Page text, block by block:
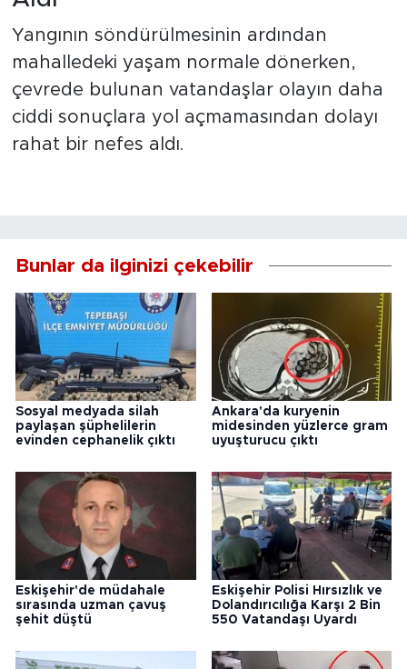
Yangının söndürülmesinin ardından
mahalledeki yaşam normale dönerken,
çevrede bulunan vatandaşlar olayın daha
ciddi sonuçlara yol açmamasından dolayı
rahat bir nefes aldı.
Bunlar da ilginizi çekebilir
Sosyal medyada silah
paylaşan şüphelilerin
evinden cephanelik çıktı
Ankara'da kuryenin
midesinden yüzlerce gram
uyuşturucu çıktı
Eskişehir'de müdahale
sırasında uzman çavuş
şehit düştü
Eskişehir Polisi Hırsızlık ve
Dolandırıcılığa Karşı 2 Bin
550 Vatandaşı Uyardı